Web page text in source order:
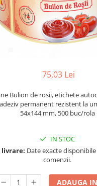
fermoar
75,03 Lei
Bulion de rosii, etichete
permanent rezistent la
54x144 mm, 500 buc/rola
IN STOC
livrare: Date exacte
comenzii.
ADAUGA